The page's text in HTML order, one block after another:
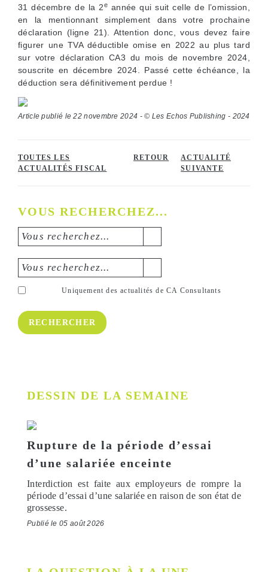
31 décembre de la 2e année qui suit celle de l’omission,
en la mentionnant simplement dans votre prochaine
déclaration (ligne 21). Attention donc, vous devez faire
figurer une TVA déductible omise en 2022 au plus tard
sur votre déclaration CA3 du mois de novembre 2024,
souscrite en décembre 2024. Passé cette échéance, la
déduction sera définitivement perdue !
Article publié le 22 novembre 2024 - © Les Echos Publishing - 2024
TOUTES LES
ACTUALITÉS FISCAL
RETOUR
ACTUALITÉ
SUIVANTE
VOUS RECHERCHEZ...
Vous recherchez...
Vous recherchez...
Uniquement des actualités de CA Consultants
DESSIN DE LA SEMAINE
Rupture de la période d’essai
d’une salariée enceinte
Interdiction est faite aux employeurs de rompre la
période d’essai d’une salariée en raison de son état de
grossesse.
Publié le 05 août 2026